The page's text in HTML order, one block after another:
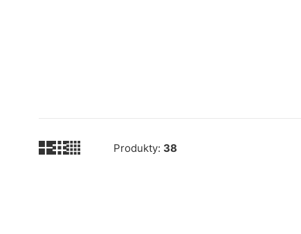
Produkty: 38